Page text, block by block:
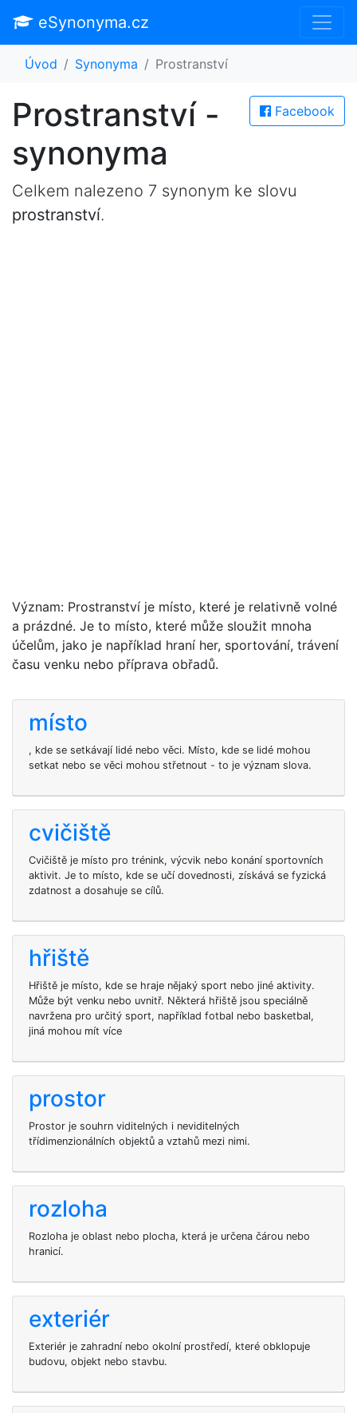
eSynonyma.cz
Úvod Synonyma Prostranství
Facebook
Prostranství -
synonyma
Celkem nalezeno 7 synonym ke slovu
prostranství.
Význam: Prostranství je místo, které je relativně volné
a prázdné. Je to místo, které může sloužit mnoha
účelům, jako je například hraní her, sportování, trávení
času venku nebo příprava obřadů.
místo
, kde se setkávají lidé nebo věci. Místo, kde se lidé mohou
setkat nebo se věci mohou střetnout - to je význam slova.
cvičiště
Cvičiště je místo pro trénink, výcvik nebo konání sportovních
aktivit. Je to místo, kde se učí dovednosti, získává se fyzická
zdatnost a dosahuje se cílů.
hřiště
Hřiště je místo, kde se hraje nějaký sport nebo jiné aktivity.
Může být venku nebo uvnitř. Některá hřiště jsou speciálně
navržena pro určitý sport, například fotbal nebo basketbal,
jiná mohou mít více
prostor
Prostor je souhrn viditelných i neviditelných
třídimenzionálních objektů a vztahů mezi nimi.
rozloha
Rozloha je oblast nebo plocha, která je určena čárou nebo
hranicí.
exteriér
Exteriér je zahradní nebo okolní prostředí, které obklopuje
budovu, objekt nebo stavbu.